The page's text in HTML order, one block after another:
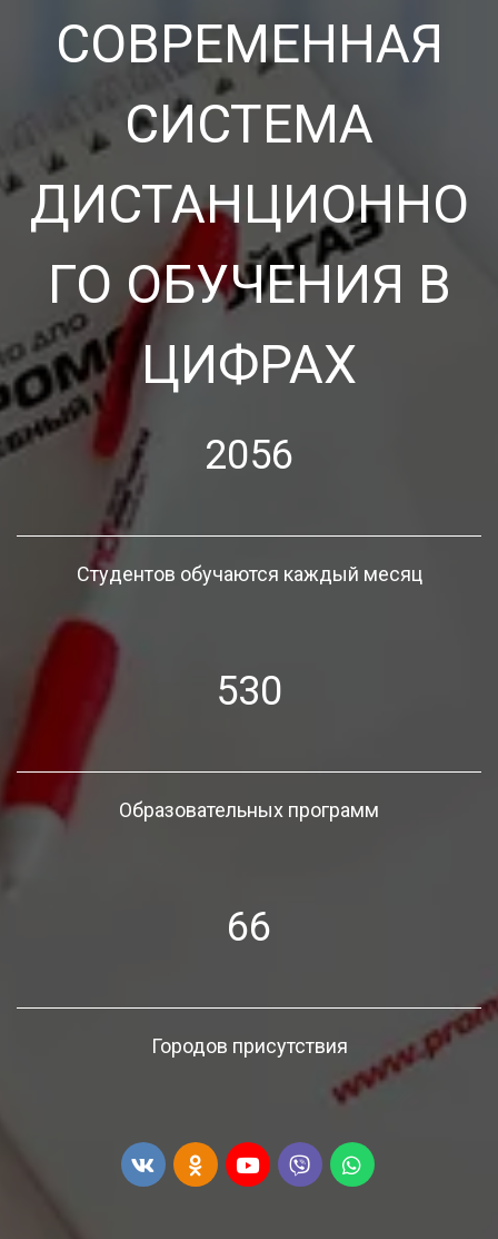
СОВРЕМЕННАЯ
СИСТЕМА
ДИСТАНЦИОННО
ГО ОБУЧЕНИЯ В
ЦИФРАХ
2056
Студентов обучаются каждый месяц
530
Образовательных программ
66
Городов присутствия